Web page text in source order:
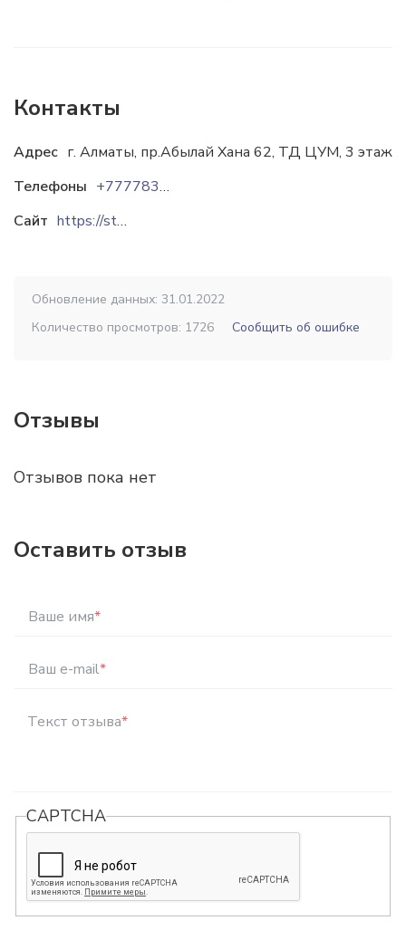
Контакты
Адрес г. Алматы, пр.Абылай Хана 62, ТД ЦУМ, 3 этаж
Телефоны
+77778323737
Сайт
https://stolovoeserebro.kz
Обновление данных: 31.01.2022
Количество просмотров: 1726
Сообщить об ошибке
Отзывы
Отзывов пока нет
Оставить отзыв
Ваше имя*
Ваш e-mail*
Текст отзыва*
CAPTCHA